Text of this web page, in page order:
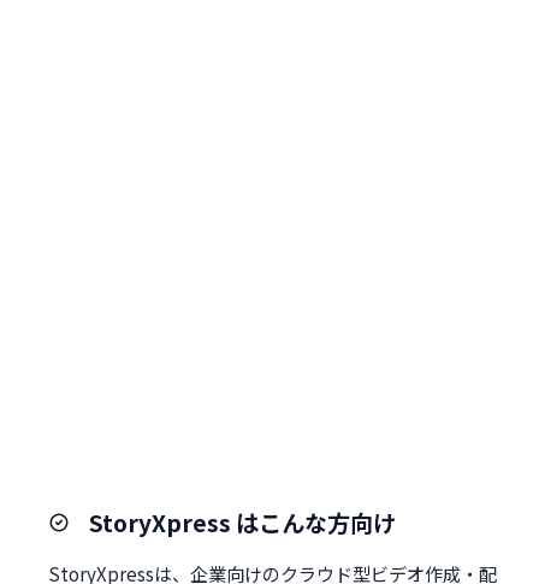
StoryXpress はこんな方向け
StoryXpressは、企業向けのクラウド型ビデオ作成・配